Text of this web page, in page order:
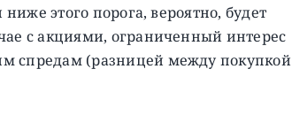
этого порога, вероятно, будет
с акциями, ограниченный интерес
спредам (разницей между покупкой